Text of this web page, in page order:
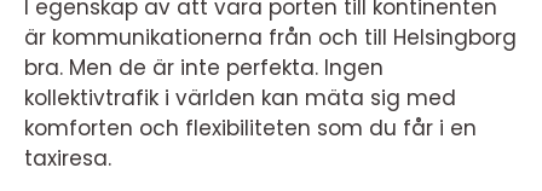
I egenskap av att vara porten till kontinenten
är kommunikationerna från och till Helsingborg
bra. Men de är inte perfekta. Ingen
kollektivtrafik i världen kan mäta sig med
komforten och flexibiliteten som du får i en
taxiresa.